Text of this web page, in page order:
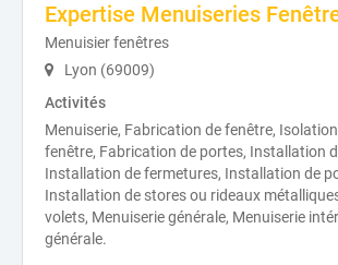
Expertise Menuiseries
Menuisier fenêtres
Lyon (69009)
Activités
Menuiserie, Fabrication de fenêtre,
fenêtre, Fabrication de portes, Installation
Installation de fermetures, Installation de
Installation de stores ou rideaux
volets, Menuiserie générale, Menuiserie
générale.